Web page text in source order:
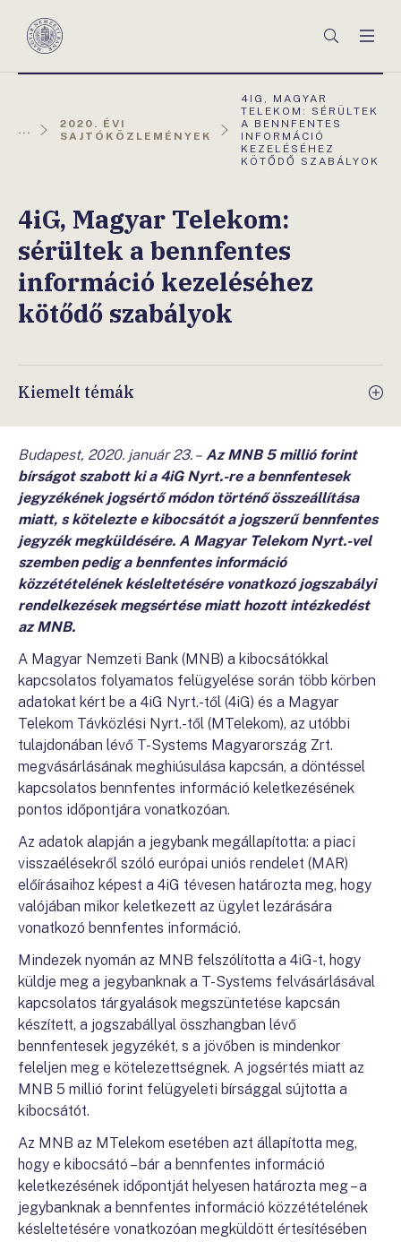
Magyar
Keresés
...
2020. ÉVI
SAJTÓKÖZLEMÉNYEK
AKTUÁLIS
OLDAL:
4IG, MAGYAR
TELEKOM: SÉRÜLTEK
A BENNFENTES
INFORMÁCIÓ
KEZELÉSÉHEZ
KÖTŐDŐ SZABÁLYOK
4iG, Magyar Telekom:
sérültek a bennfentes
információ kezeléséhez
kötődő szabályok
Kiemelt témák
Budapest, 2020. január 23. – Az MNB 5 millió forint
bírságot szabott ki a 4iG Nyrt.-re a bennfentesek
jegyzékének jogsértő módon történő összeállítása
miatt, s kötelezte e kibocsátót a jogszerű bennfentes
jegyzék megküldésére. A Magyar Telekom Nyrt.-vel
szemben pedig a bennfentes információ
közzétételének késleltetésére vonatkozó jogszabályi
rendelkezések megsértése miatt hozott intézkedést
az MNB.
A Magyar Nemzeti Bank (MNB) a kibocsátókkal
kapcsolatos folyamatos felügyelése során több körben
adatokat kért be a 4iG Nyrt.-től (4iG) és a Magyar
Telekom Távközlési Nyrt.-től (MTelekom), az utóbbi
tulajdonában lévő T-Systems Magyarország Zrt.
megvásárlásának meghiúsulása kapcsán, a döntéssel
kapcsolatos bennfentes információ keletkezésének
pontos időpontjára vonatkozóan.
Az adatok alapján a jegybank megállapította: a piaci
visszaélésekről szóló európai uniós rendelet (MAR)
előírásaihoz képest a 4iG tévesen határozta meg, hogy
valójában mikor keletkezett az ügylet lezárására
vonatkozó bennfentes információ.
Mindezek nyomán az MNB felszólította a 4iG-t, hogy
küldje meg a jegybanknak a T-Systems felvásárlásával
kapcsolatos tárgyalások megszüntetése kapcsán
készített, a jogszabállyal összhangban lévő
bennfentesek jegyzékét, s a jövőben is mindenkor
feleljen meg e kötelezettségnek. A jogsértés miatt az
MNB 5 millió forint felügyeleti bírsággal sújtotta a
kibocsátót.
Az MNB az MTelekom esetében azt állapította meg,
hogy e kibocsátó – bár a bennfentes információ
keletkezésének időpontját helyesen határozta meg – a
jegybanknak a bennfentes információ közzétételének
késleltetésére vonatkozóan megküldött értesítésében